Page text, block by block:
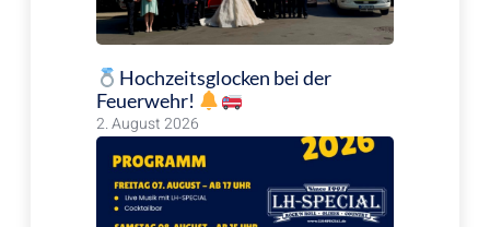
Hochzeitsglocken bei der
Feuerwehr!
2. August 2026